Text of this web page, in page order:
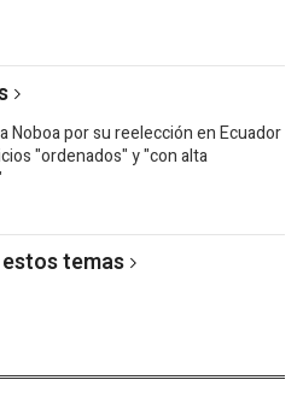
Noboa por su reelección en Ecuador
"ordenados" y "con alta
temas